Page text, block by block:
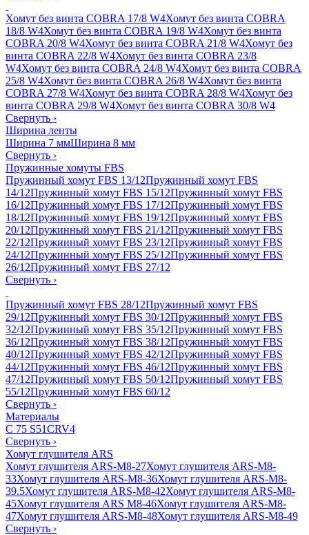
Хомут без винта COBRA 17/8 W4Хомут без винта COBRA
18/8 W4Хомут без винта COBRA 19/8 W4Хомут без винта
COBRA 20/8 W4Хомут без винта COBRA 21/8 W4Хомут без
винта COBRA 22/8 W4Хомут без винта COBRA 23/8
W4Хомут без винта COBRA 24/8 W4Хомут без винта COBRA
25/8 W4Хомут без винта COBRA 26/8 W4Хомут без винта
COBRA 27/8 W4Хомут без винта COBRA 28/8 W4Хомут без
винта COBRA 29/8 W4Хомут без винта COBRA 30/8 W4
Свернуть ›
Ширина ленты
Ширина 7 ммШирина 8 мм
Свернуть ›
Пружинные хомуты FBS
Пружинный хомут FBS 13/12Пружинный хомут FBS
14/12Пружинный хомут FBS 15/12Пружинный хомут FBS
16/12Пружинный хомут FBS 17/12Пружинный хомут FBS
18/12Пружинный хомут FBS 19/12Пружинный хомут FBS
20/12Пружинный хомут FBS 21/12Пружинный хомут FBS
22/12Пружинный хомут FBS 23/12Пружинный хомут FBS
24/12Пружинный хомут FBS 25/12Пружинный хомут FBS
26/12Пружинный хомут FBS 27/12
Свернуть ›
Пружинный хомут FBS 28/12Пружинный хомут FBS
29/12Пружинный хомут FBS 30/12Пружинный хомут FBS
32/12Пружинный хомут FBS 35/12Пружинный хомут FBS
36/12Пружинный хомут FBS 38/12Пружинный хомут FBS
40/12Пружинный хомут FBS 42/12Пружинный хомут FBS
44/12Пружинный хомут FBS 46/12Пружинный хомут FBS
47/12Пружинный хомут FBS 50/12Пружинный хомут FBS
55/12Пружинный хомут FBS 60/12
Свернуть ›
Материалы
C 75 S51CRV4
Свернуть ›
Хомут глушителя ARS
Хомут глушителя ARS-M8-27Хомут глушителя ARS-M8-
33Хомут глушителя ARS-M8-36Хомут глушителя ARS-M8-
39.5Хомут глушителя ARS-M8-42Хомут глушителя ARS-M8-
45Хомут глушителя ARS M8-46Хомут глушителя ARS-M8-
47Хомут глушителя ARS-M8-48Хомут глушителя ARS-M8-49
Свернуть ›